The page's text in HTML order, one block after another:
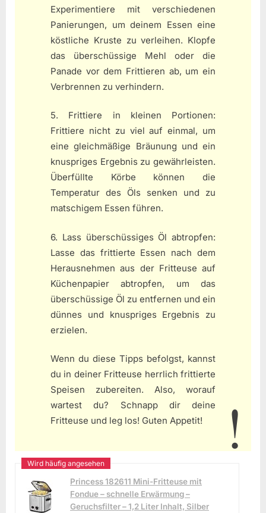
Experimentiere mit verschiedenen
Panierungen, um deinem Essen eine
köstliche Kruste zu verleihen. Klopfe
das überschüssige Mehl oder die
Panade vor dem Frittieren ab, um ein
Verbrennen zu verhindern.
5. Frittiere in kleinen Portionen:
Frittiere nicht zu viel auf einmal, um
eine gleichmäßige Bräunung und ein
knuspriges Ergebnis zu gewährleisten.
Überfüllte Körbe können die
Temperatur des Öls senken und zu
matschigem Essen führen.
6. Lass überschüssiges Öl abtropfen:
Lasse das frittierte Essen nach dem
Herausnehmen aus der Fritteuse auf
Küchenpapier abtropfen, um das
überschüssige Öl zu entfernen und ein
dünnes und knuspriges Ergebnis zu
erzielen.
Wenn du diese Tipps befolgst, kannst
du in deiner Fritteuse herrlich frittierte
Speisen zubereiten. Also, worauf
wartest du? Schnapp dir deine
Fritteuse und leg los! Guten Appetit!
Princess 182611 Mini-Fritteuse mit
Fondue – schnelle Erwärmung –
Geruchsfilter – 1,2 Liter Inhalt, Silber